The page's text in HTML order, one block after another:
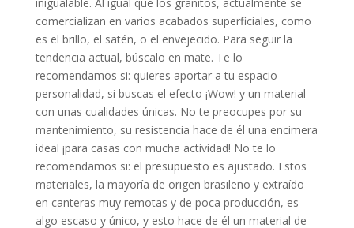
comercializan en varios acabados superficiales, como
es el brillo, el satén, o el envejecido. Para seguir la
tendencia actual, búscalo en mate. Te lo
recomendamos si: quieres aportar a tu espacio
personalidad, si buscas el efecto ¡Wow! y un material
con unas cualidades únicas. No te preocupes por su
mantenimiento, su resistencia hace de él una encimera
ideal ¡para casas con mucha actividad! No te lo
recomendamos si: el presupuesto es ajustado. Estos
materiales, la mayoría de origen brasileño y extraído
en canteras muy remotas y de poca producción, es
algo escaso y único, y esto hace de él un material de